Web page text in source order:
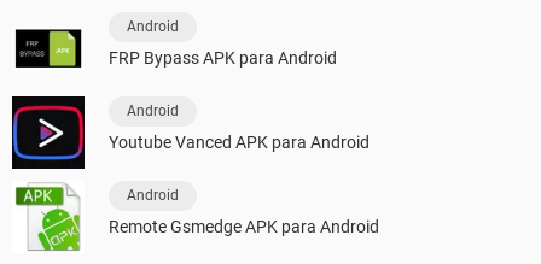
Android
FRP Bypass APK para Android
Android
Youtube Vanced APK para Android
Android
Remote Gsmedge APK para Android